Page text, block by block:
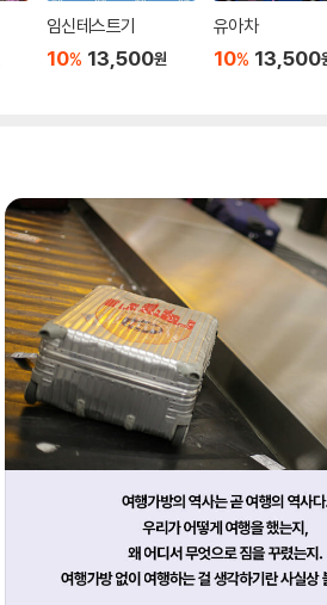
임신테스트기
10% 13,500원
유아차
10% 13,500